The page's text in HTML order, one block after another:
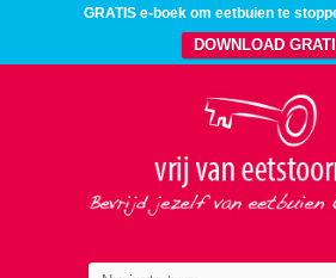
GRATIS e-boek om eetbuien te
DOWNLOAD